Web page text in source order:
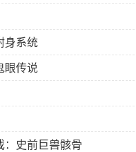
身系统
眼传说
：史前巨兽骸骨